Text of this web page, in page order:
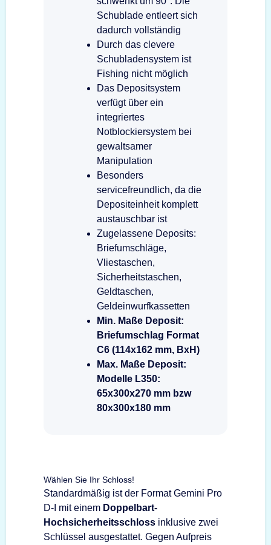
Schublade entleert sich
dadurch vollständig
Durch das clevere
Schubladensystem ist
Fishing nicht möglich
Das Depositsystem
verfügt über ein
integriertes
Notblockiersystem bei
gewaltsamer
Manipulation
Besonders
servicefreundlich, da die
Depositeinheit komplett
austauschbar ist
Zugelassene Deposits:
Briefumschläge,
Vliestaschen,
Sicherheitstaschen,
Geldtaschen,
Geldeinwurfkassetten
Min. Maße Deposit:
Briefumschlag Format
C6 (114x162 mm, BxH)
Max. Maße Deposit:
Modelle L350:
65x300x270 mm bzw
80x300x180 mm
Wählen Sie Ihr Schloss!
Standardmäßig ist der Format Gemini Pro
D-I mit einem Doppelbart-
Hochsicherheitsschloss inklusive zwei
Schlüssel ausgestattet. Gegen Aufpreis